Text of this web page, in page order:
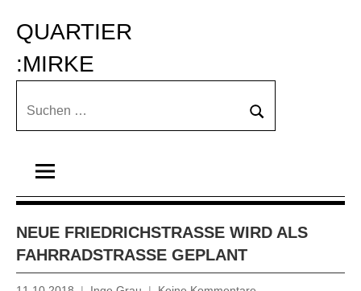
Inhalt
springen
QUARTIER
:MIRKE
Suchen
Suchen
NEUE FRIEDRICHSTRASSE WIRD ALS F
AHRRADSTRASSE GEPLANT